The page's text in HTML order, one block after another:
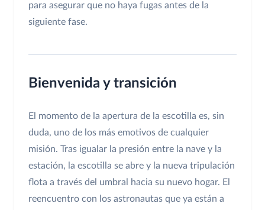
para asegurar que no haya fugas antes de la
siguiente fase.
Bienvenida y transición
El momento de la apertura de la escotilla es, sin
duda, uno de los más emotivos de cualquier
misión. Tras igualar la presión entre la nave y la
estación, la escotilla se abre y la nueva tripulación
flota a través del umbral hacia su nuevo hogar. El
reencuentro con los astronautas que ya están a